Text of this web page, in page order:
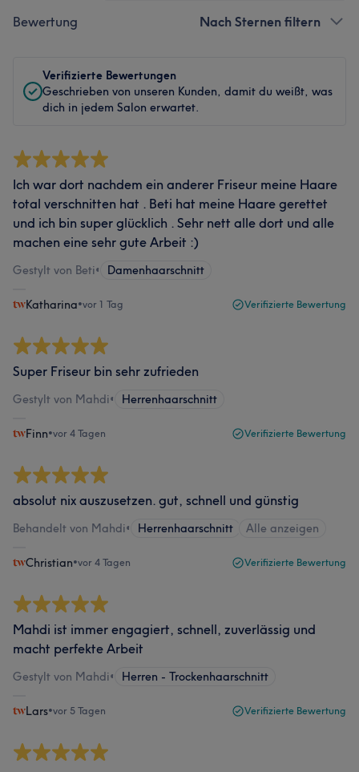
Bewertung Nach Sternen filtern
Verifizierte Bewertungen
Geschrieben von unseren Kunden, damit du weißt, was
dich in jedem Salon erwartet.
Ich war dort nachdem ein anderer Friseur meine Haare
total verschnitten hat . Beti hat meine Haare gerettet
und ich bin super glücklich . Sehr nett alle dort und alle
machen eine sehr gute Arbeit :)
Gestylt von Beti• Damenhaarschnitt
Katharina•vor 1 Tag Verifizierte Bewertung
Super Friseur bin sehr zufrieden
Gestylt von Mahdi• Herrenhaarschnitt
Finn•vor 4 Tagen Verifizierte Bewertung
absolut nix auszusetzen. gut, schnell und günstig
Behandelt von Mahdi• Herrenhaarschnitt Alle anzeigen
Christian•vor 4 Tagen Verifizierte Bewertung
Mahdi ist immer engagiert, schnell, zuverlässig und
macht perfekte Arbeit
Gestylt von Mahdi• Herren - Trockenhaarschnitt
Lars•vor 5 Tagen Verifizierte Bewertung